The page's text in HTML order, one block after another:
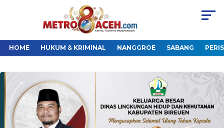
HOME HUKUM & KRIMINAL NANGGROE SABANG